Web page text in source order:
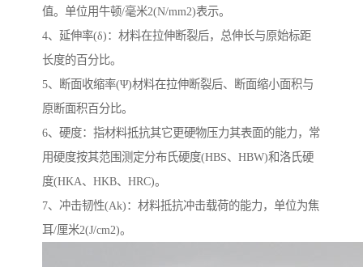
值。单位用牛顿/毫米2(N/mm2)表示。
4、延伸率(δ)：材料在拉伸断裂后，总伸长与原始标距
长度的百分比。
5、断面收缩率(Ψ)材料在拉伸断裂后、断面缩小面积与
原断面积百分比。
6、硬度：指材料抵抗其它更硬物压力其表面的能力，常
用硬度按其范围测定分布氏硬度(HBS、HBW)和洛氏硬
度(HKA、HKB、HRC)。
7、冲击韧性(Ak)：材料抵抗冲击载荷的能力，单位为焦
耳/厘米2(J/cm2)。